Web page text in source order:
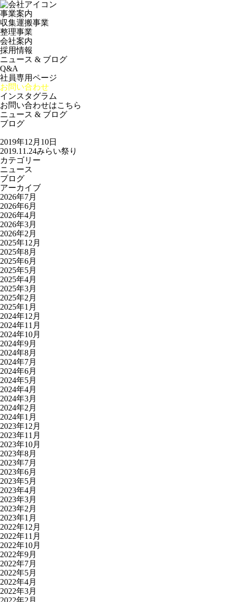
事業案内
収集運搬事業
整理事業
会社案内
採用情報
ニュース & ブログ
Q&A
社員専用ページ
お問い合わせ
インスタグラム
お問い合わせはこちら
ニュース & ブログ
ブログ
2019年12月10日
2019.11.24みらい祭り
カテゴリー
ニュース
ブログ
アーカイブ
2026年7月
2026年6月
2026年4月
2026年3月
2026年2月
2025年12月
2025年8月
2025年6月
2025年5月
2025年4月
2025年3月
2025年2月
2025年1月
2024年12月
2024年11月
2024年10月
2024年9月
2024年8月
2024年7月
2024年6月
2024年5月
2024年4月
2024年3月
2024年2月
2024年1月
2023年12月
2023年11月
2023年10月
2023年8月
2023年7月
2023年6月
2023年5月
2023年4月
2023年3月
2023年2月
2023年1月
2022年12月
2022年11月
2022年10月
2022年9月
2022年7月
2022年5月
2022年4月
2022年3月
2022年2月